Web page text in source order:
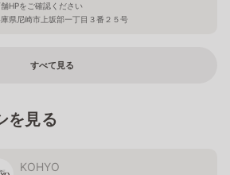
舗HPをご確認ください
県尼崎市上坂部一丁目３番２５号
すべて見る
を見る
KOHYO